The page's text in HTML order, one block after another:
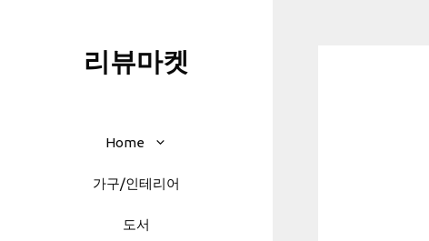
리뷰마켓
Home
가구/인테리어
도서